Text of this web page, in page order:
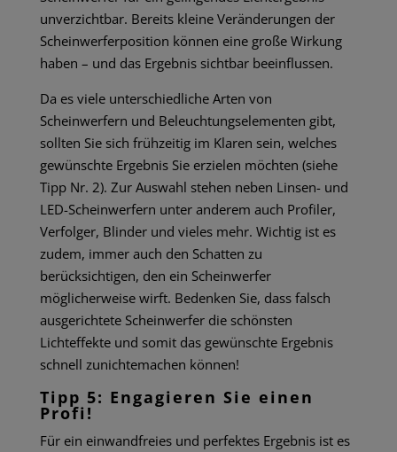
unverzichtbar. Bereits kleine Veränderungen der
Scheinwerferposition können eine große Wirkung
haben – und das Ergebnis sichtbar beeinflussen.
Da es viele unterschiedliche Arten von
Scheinwerfern und Beleuchtungselementen gibt,
sollten Sie sich frühzeitig im Klaren sein, welches
gewünschte Ergebnis Sie erzielen möchten (siehe
Tipp Nr. 2). Zur Auswahl stehen neben Linsen- und
LED-Scheinwerfern unter anderem auch Profiler,
Verfolger, Blinder und vieles mehr. Wichtig ist es
zudem, immer auch den Schatten zu
berücksichtigen, den ein Scheinwerfer
möglicherweise wirft. Bedenken Sie, dass falsch
ausgerichtete Scheinwerfer die schönsten
Lichteffekte und somit das gewünschte Ergebnis
schnell zunichtemachen können!
Tipp 5: Engagieren Sie einen
Profi!
Für ein einwandfreies und perfektes Ergebnis ist es